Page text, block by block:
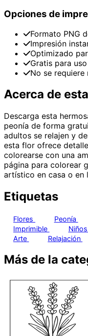
Opciones de
Formato PNG
Impresión
Optimizado
Gratis para
No se requiere
Acerca de
Descarga esta
peonía de forma
adultos se relajen y
esta flor ofrece
colorearse con una
página para colorear
artístico en casa o en
Etiquetas
Flores Peonía
Imprimible
Niños
Arte
Relajación
Más de la